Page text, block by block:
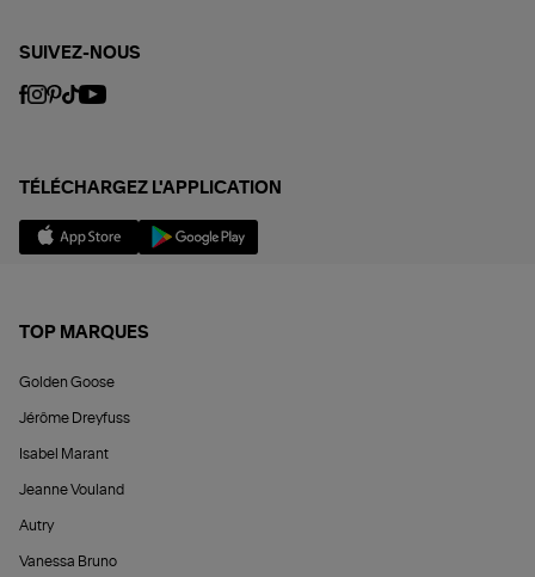
SUIVEZ-NOUS
TÉLÉCHARGEZ L'APPLICATION
TOP MARQUES
Golden Goose
Jérôme Dreyfuss
Isabel Marant
Jeanne Vouland
Autry
Vanessa Bruno